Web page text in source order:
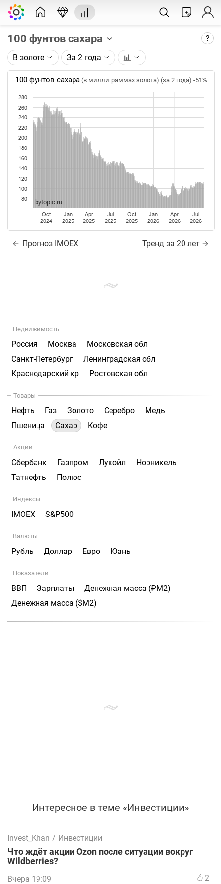
100 фунтов сахара ?
Описание графика:
Цена фьючерса на сахар, торгуемого на ICE.
Каждая точка на графике - цена закрытия дня,
недели или месяца. Оптимальный таймфрейм
(день, неделя, месяц) подбирается автоматически
при изменении глубины графика.
Данные добавляются ежедневно.
В золоте За 2 года
100 фунтов сахара (в миллиграммах золота) (за 2 года) -51%
Jan
2025
Jan
2026
Oct
2024
Apr
2025
Jul
2025
Oct
2025
Apr
2026
Jul
2026
80
100
120
140
160
180
200
220
240
260
280
bytopic.ru
Прогноз IMOEX Тренд за 20 лет
Недвижимость
Россия Москва
Московская обл
Санкт-Петербург
Ленинградская обл
Краснодарский кр
Ростовская обл
Товары
Нефть Газ Золото Серебро
Медь
Пшеница
Сахар Кофе
Акции
Сбербанк Газпром Лукойл
Норникель
Татнефть
Полюс
Индексы
IMOEX S&P500
Валюты
Рубль Доллар Евро Юань
Показатели
ВВП Зарплаты
Денежная масса (₽М2)
Денежная масса ($М2)
Интересное в теме «Инвестиции»
Invest_Khan / Инвестиции
Что ждёт акции Ozon после ситуации вокруг
Wildberries?
Вчера 19:09 2